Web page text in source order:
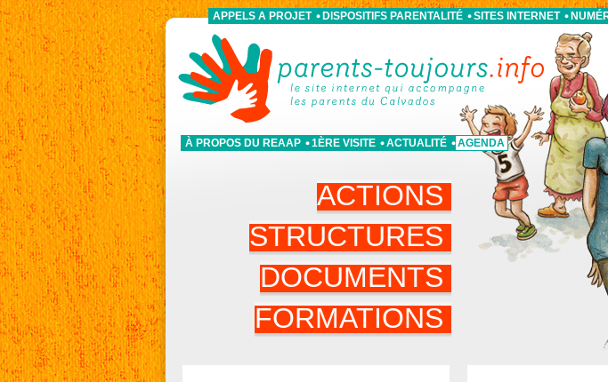
À PROPOS DU REAAP 1ÈRE VISITE ACTUALITÉ AGENDA
APPELS A PROJET DISPOSITIFS PARENTALITÉ SITES INTERNET
ACTIONS
STRUCTURES
DOCUMENTS
FORMATIONS